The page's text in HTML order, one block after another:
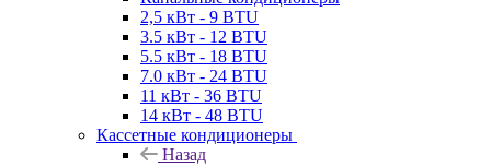
2,5 кВт - 9 BTU
3.5 кВт - 12 BTU
5.5 кВт - 18 BTU
7.0 кВт - 24 BTU
11 кВт - 36 BTU
14 кВт - 48 BTU
Кассетные кондиционеры
Назад